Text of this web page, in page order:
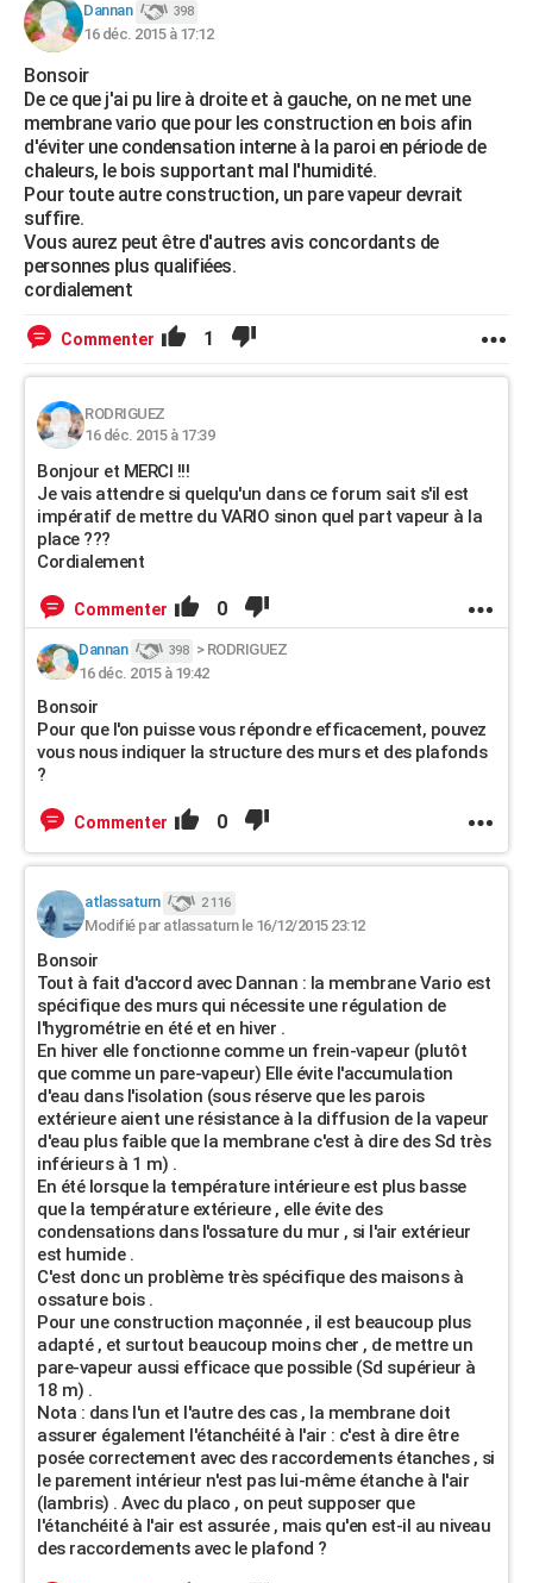
S'inscrire
Se connecter
Lycées
Collèges
Primaires
Universités
Entreprises
Service militaire
Avis de recherche
AVIS DE DÉCÈS
FORUM
Bricolage
Lifestyle
Culture
Sport
Auto
Television
Voyage
Cinema
Dannan 398
16 déc. 2015 à 17:12
Bonsoir
De ce que j'ai pu lire à droite et à gauche, on ne met une
membrane vario que pour les construction en bois afin
d'éviter une condensation interne à la paroi en période de
chaleurs, le bois supportant mal l'humidité.
Pour toute autre construction, un pare vapeur devrait
suffire.
Vous aurez peut être d'autres avis concordants de
personnes plus qualifiées.
cordialement
Commenter 1
RODRIGUEZ
16 déc. 2015 à 17:39
Bonjour et MERCI !!!
Je vais attendre si quelqu'un dans ce forum sait s'il est
impératif de mettre du VARIO sinon quel part vapeur à la
place ???
Cordialement
Commenter 0
Dannan 398 > RODRIGUEZ
16 déc. 2015 à 19:42
Bonsoir
Pour que l'on puisse vous répondre efficacement, pouvez
vous nous indiquer la structure des murs et des plafonds
?
Commenter 0
atlassaturn 2 116
Modifié par atlassaturn le 16/12/2015 23:12
Bonsoir
Tout à fait d'accord avec Dannan : la membrane Vario est
spécifique des murs qui nécessite une régulation de
l'hygrométrie en été et en hiver .
En hiver elle fonctionne comme un frein-vapeur (plutôt
que comme un pare-vapeur) Elle évite l'accumulation
d'eau dans l'isolation (sous réserve que les parois
extérieure aient une résistance à la diffusion de la vapeur
d'eau plus faible que la membrane c'est à dire des Sd très
inférieurs à 1 m) .
En été lorsque la température intérieure est plus basse
que la température extérieure , elle évite des
condensations dans l'ossature du mur , si l'air extérieur
est humide .
C'est donc un problème très spécifique des maisons à
ossature bois .
Pour une construction maçonnée , il est beaucoup plus
adapté , et surtout beaucoup moins cher , de mettre un
pare-vapeur aussi efficace que possible (Sd supérieur à
18 m) .
Nota : dans l'un et l'autre des cas , la membrane doit
assurer également l'étanchéité à l'air : c'est à dire être
posée correctement avec des raccordements étanches , si
le parement intérieur n'est pas lui-même étanche à l'air
(lambris) . Avec du placo , on peut supposer que
l'étanchéité à l'air est assurée , mais qu'en est-il au niveau
des raccordements avec le plafond ?